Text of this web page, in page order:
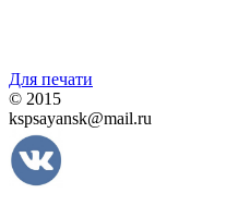
Для печати
© 2015
kspsayansk@mail.ru